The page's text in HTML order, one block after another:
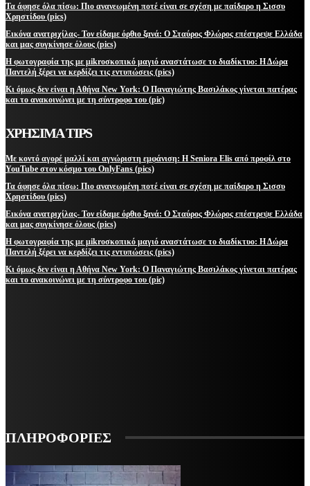
Τα άφησε όλα πίσω: Πιο ανανεωμένη ποτέ είναι σε σχέση με παίδαρο η Σισσυ
Χρηστίδου (pics)
Εικόνα ανατριχίλας- Τον είδαμε όρθιο ξανά: Ο Σταύρος Φλώρος επέστρεψε Ελλάδα
και μας συγκίνησε όλους (pics)
Η φωτογραφία της με μikroσκοπικό μαγιό αναστάτωσε το διαδίκτυο: Η Δώρα
Παντελή ξέρει να κερδίζει τις εντυπώσεις (pics)
Κι όμως δεν είναι η Αθήνα New York: Ο Παναγιώτης Βασιλάκος γίνεται πατέρας
και το ανακοινώνει με τη σύντροφο του (pic)
ΧΡΗΣΙΜΑ TIPS
Με κοντό αγορέ μαλλί και αγνώριστη εμφάνιση: Η Seniora Elis από προφίλ στο
YouTube στον κόσμο του OnlyFans (pics)
Τα άφησε όλα πίσω: Πιο ανανεωμένη ποτέ είναι σε σχέση με παίδαρο η Σισσυ
Χρηστίδου (pics)
Εικόνα ανατριχίλας- Τον είδαμε όρθιο ξανά: Ο Σταύρος Φλώρος επέστρεψε Ελλάδα
και μας συγκίνησε όλους (pics)
Η φωτογραφία της με μikroσκοπικό μαγιό αναστάτωσε το διαδίκτυο: Η Δώρα
Παντελή ξέρει να κερδίζει τις εντυπώσεις (pics)
Κι όμως δεν είναι η Αθήνα New York: Ο Παναγιώτης Βασιλάκος γίνεται πατέρας
και το ανακοινώνει με τη σύντροφο του (pic)
ΠΛΗΡΟΦΟΡΙΕΣ